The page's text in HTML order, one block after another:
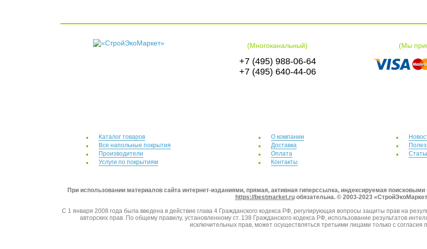
(Многоканальный)
+7 (495) 988-06-64
+7 (495) 640-44-06
(Мы
Каталог товаров
Все напольные покрытия
Производители
Услуги по покрытиям
О компании
Доставка
Оплата
Контакты
При использовании материалов сайта интернет-изданиями, прямая, активная гиперссылка, индексируемая
https://bestmarket.ruобязательна. © 2003-2023
С 1 января 2008 года была введена в действие глава 4 Гражданского кодекса РФ, регулирующая вопросы защиты прав на
авторских прав. По общему правилу, установленному ст. 138 Гражданского кодекса РФ, использование результатов
исключительных прав, может осуществляться третьими лицами только с согласия